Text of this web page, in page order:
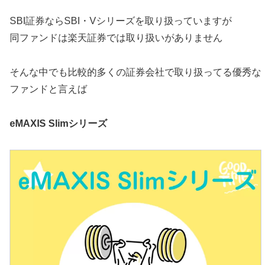
SBI証券ならSBI・Vシリーズを取り扱っていますが
同ファンドは楽天証券では取り扱いがありません
そんな中でも比較的多くの証券会社で取り扱ってる優秀な
ファンドと言えば
eMAXIS Slimシリーズ